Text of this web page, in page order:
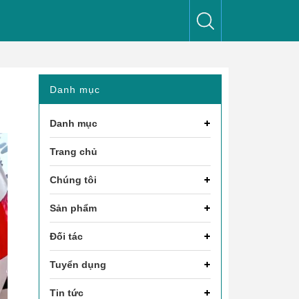
Danh mục
Danh mục
Trang chủ
Chúng tôi
Sản phẩm
Đối tác
Tuyển dụng
Tin tức